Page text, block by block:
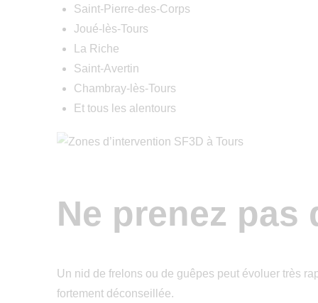
Saint-Pierre-des-Corps
Joué-lès-Tours
La Riche
Saint-Avertin
Chambray-lès-Tours
Et tous les alentours
Ne prenez
Un nid de frelons ou de guêpes peut évoluer très
fortement déconseillée.